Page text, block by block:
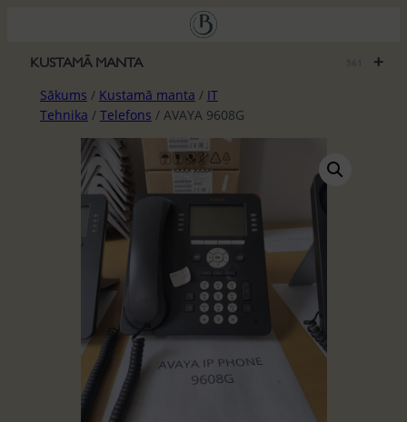
saturu
+
KUSTAMĀ MANTA
Sākums / Kustamā manta / IT
Tehnika / Telefons / AVAYA 9608G